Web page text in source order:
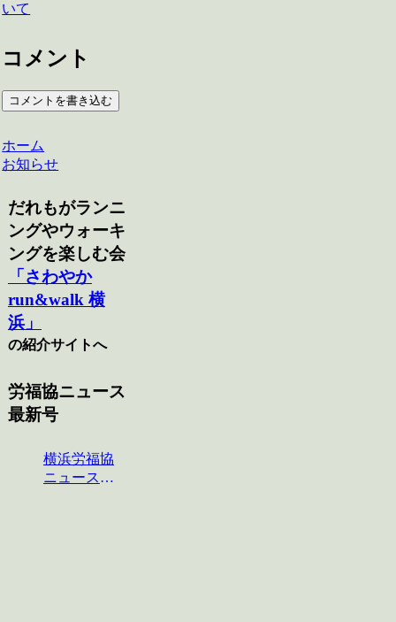
いて
コメント
コメントを書き込む
ホーム
お知らせ
だれもがランニ
ングやウォーキ
ングを楽しむ会
「さわやか
run&walk 横
浜」
の紹介サイトへ
労福協ニュース
最新号
横浜労福協
ニュース